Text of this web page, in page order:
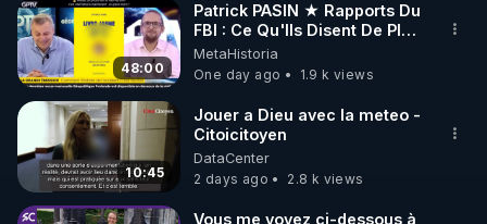
http://rgnr.li/news
🌱 VIDÉOS NON CENSURÉES SUR ODYSEE
Toutes les vidéos Youtube sont aussi sur la
http://rgnr.li/odysee
🌱 LES STAGES EN PRÉSENTIEL
48:00
Patrick PASIN ★ Rapports Du
FBI : Ce Qu'Ils Disent De Plus
Grave Sur Hitler
MetaHistoria
One day ago
1.9 k views
10:45
Jouer a Dieu avec la meteo -
Citoicitoyen
DataCenter
2 days ago
2.8 k views
Vous me voyez ci-dessous à